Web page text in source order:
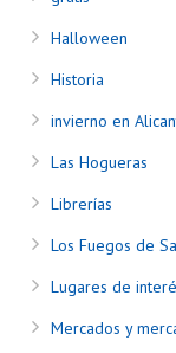
Halloween
Historia
invierno en
Las Hogueras
Librerías
Los Fuegos de
Lugares de
Mercados y